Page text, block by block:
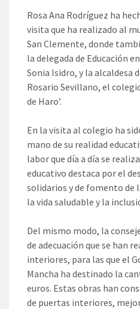
Rosa Ana Rodríguez ha
visita que ha realizado al
San Clemente, donde
la delegada de Educación
Sonia Isidro, y la alcaldesa
Rosario Sevillano, el
de Haro’.
En la visita al colegio ha
mano de su realidad
labor que día a día se
educativo destaca por el
solidarios y de fomento de
la vida saludable y la
Del mismo modo, la
de adecuación que se han
interiores, para las que el
Mancha ha destinado la
euros. Estas obras han
de puertas interiores,